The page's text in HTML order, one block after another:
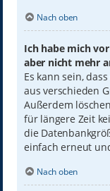
Nach oben
Ich habe mich
aber nicht mehr
Es kann sein,
aus verschieden
Außerdem
für längere Zeit
die
einfach erneut
Nach oben